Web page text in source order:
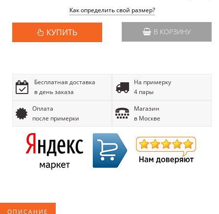
Как определить свой размер?
КУПИТЬ В КОРЗИНУ
Бесплатная доставка
в день заказа
На примерку
4 пары
Оплата
после примерки
Магазин
в Москве
ОПИСАНИЕ